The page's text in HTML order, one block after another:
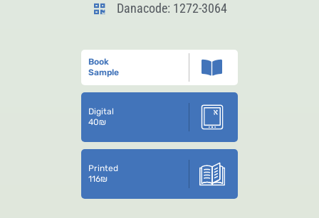
Danacode: 1272-3064
Book
Sample
Digital
40₪
Printed
116₪